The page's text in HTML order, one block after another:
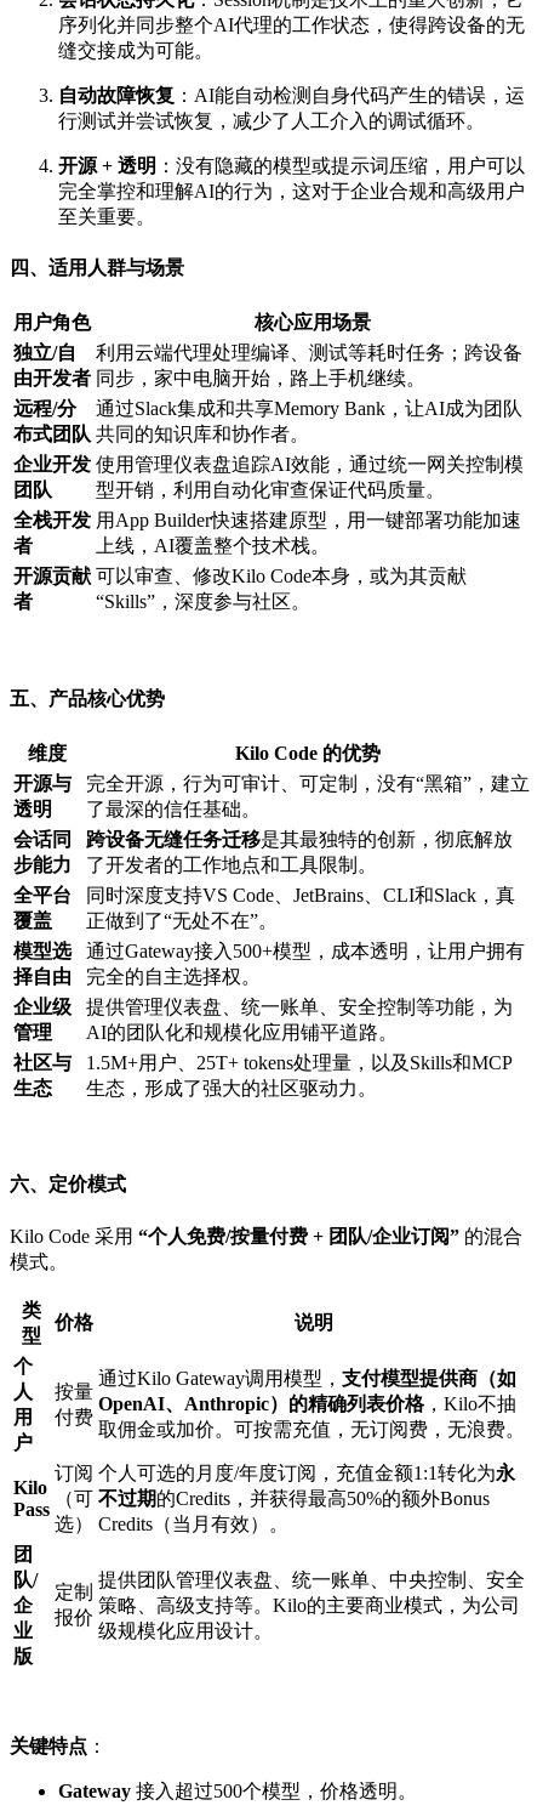
序列化并同步整个AI代理的工作状态，使得跨设备的无
缝交接成为可能。
自动故障恢复 ：AI能自动检测自身代码产生的错误，运
行测试并尝试恢复，减少了人工介入的调试循环。
开源 + 透明 ：没有隐藏的模型或提示词压缩，用户可以
完全掌控和理解AI的行为，这对于企业合规和高级用户
至关重要。
四、适用人群与场景
用户角色
核心应用场景
独立/自
由开发者
利用云端代理处理编译、测试等耗时任务；跨设备
同步，家中电脑开始，路上手机继续。
远程/分
布式团队
通过Slack集成和共享Memory Bank，让AI成为团队
共同的知识库和协作者。
企业开发
团队
使用管理仪表盘追踪AI效能，通过统一网关控制模
型开销，利用自动化审查保证代码质量。
全栈开发
者
用App Builder快速搭建原型，用一键部署功能加速
上线，AI覆盖整个技术栈。
开源贡献
者
可以审查、修改Kilo Code本身，或为其贡献
“Skills”，深度参与社区。
五、产品核心优势
维度
Kilo Code 的优势
开源与
透明
完全开源，行为可审计、可定制，没有“黑箱”，建立
了最深的信任基础。
会话同
步能力
跨设备无缝任务迁移是其最独特的创新，彻底解放
了开发者的工作地点和工具限制。
全平台
覆盖
同时深度支持VS Code、JetBrains、CLI和Slack，真
正做到了“无处不在”。
模型选
择自由
通过Gateway接入500+模型，成本透明，让用户拥有
完全的自主选择权。
企业级
管理
提供管理仪表盘、统一账单、安全控制等功能，为
AI的团队化和规模化应用铺平道路。
社区与
生态
1.5M+用户、25T+ tokens处理量，以及Skills和MCP
生态，形成了强大的社区驱动力。
六、定价模式
Kilo Code 采用 “个人免费/按量付费 + 团队/企业订阅” 的混合
模式。
类
型
价格 说明
个
人
用
户
按量
付费
通过Kilo Gateway调用模型， 支付模型提供商（如
OpenAI、Anthropic）的精确列表价格，Kilo不抽
取佣金或加价。可按需充值，无订阅费，无浪费。
Kilo
Pass
订阅
（可
选）
个人可选的月度/年度订阅，充值金额1:1转化为永
不过期的Credits，并获得最高50%的额外Bonus
Credits（当月有效）。
团
队/
企
业
版
定制
报价
提供团队管理仪表盘、统一账单、中央控制、安全
策略、高级支持等。Kilo的主要商业模式，为公司
级规模化应用设计。
关键特点 ：
Gateway 接入超过500个模型，价格透明。